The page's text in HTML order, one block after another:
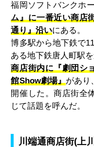
福岡ソフトバンクホ
ム』に一番近い商店
通り』沿いにある。
博多駅から地下鉄で
ある地下鉄唐人町駅
商店街内に『劇団シ
館Show劇場』があり
開催した。商店街全
じて話題を呼んだ。
川端通商店街(上